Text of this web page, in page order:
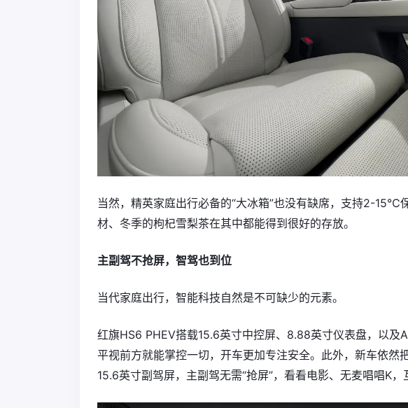
当然，精英家庭出行必备的“大冰箱”也没有缺席，支持2-
材、冬季的枸杞雪梨茶在其中都能得到很好的存放。
主副驾不抢屏，智驾也到位
当代家庭出行，智能科技自然是不可缺少的元素。
红旗HS6 PHEV搭载15.6英寸中控屏、8.88英寸仪表盘，以及
平视前方就能掌控一切，开车更加专注安全。此外，新车依然
15.6英寸副驾屏，主副驾无需“抢屏”，看看电影、无麦唱唱K，